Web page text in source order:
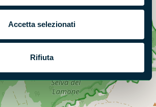
Accetta selezionati
Rifiuta